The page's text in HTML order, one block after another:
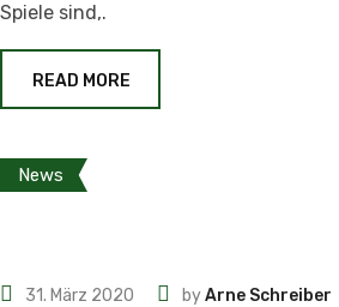
Spiele sind,.
READ MORE
News
31. März 2020 byArne Schreiber